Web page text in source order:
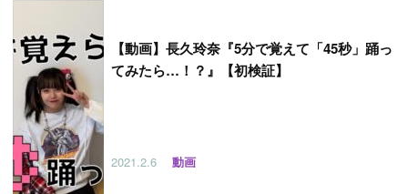
【動画】長久玲奈『5分で覚えて「45秒」踊っ
てみたら…！？』【初検証】
2021.2.6 動画